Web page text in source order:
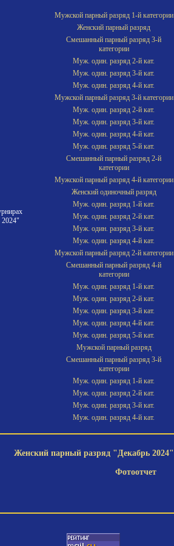
2024"
Мужской парный разряд 1-й категории
Женский парный разряд
Смешанный парный разряд 3-й
категории
Муж. один. разряд 2-й кат.
Муж. один. разряд 3-й кат.
Муж. один. разряд 4-й кат.
Мужской парный разряд 3-й категории
Муж. один. разряд 2-й кат.
Муж. один. разряд 3-й кат.
Муж. один. разряд 4-й кат.
Муж. один. разряд 5-й кат.
Смешанный парный разряд 2-й
категории
Мужской парный разряд 4-й категории
Женский одиночный разряд
Муж. один. разряд 1-й кат.
Муж. один. разряд 2-й кат.
Муж. один. разряд 3-й кат.
Муж. один. разряд 4-й кат.
Мужской парный разряд 2-й категории
Смешанный парный разряд 4-й
категории
Муж. один. разряд 1-й кат.
Муж. один. разряд 2-й кат.
Муж. один. разряд 3-й кат.
Муж. один. разряд 4-й кат.
Муж. один. разряд 5-й кат.
Мужской парный разряд
Смешанный парный разряд 3-й
категории
Муж. один. разряд 1-й кат.
Муж. один. разряд 2-й кат.
Муж. один. разряд 3-й кат.
Муж. один. разряд 4-й кат.
Женский парный разряд "Декабрь 2024"
Фотоотчет